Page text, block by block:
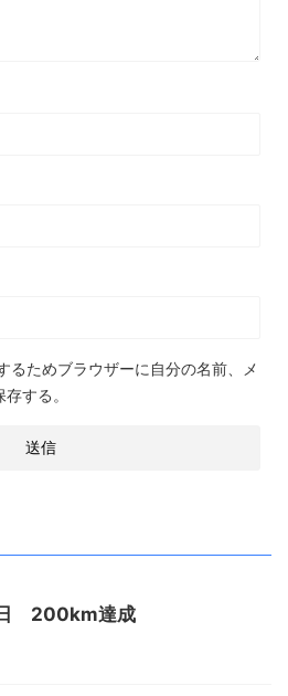
るためブラウザーに自分の名前、メ
する。
200km達成